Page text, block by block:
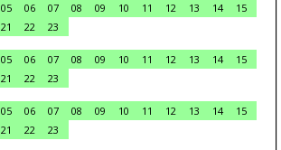
05 06 07 08 09 10 11 12 13 14
15
21 22
23
05 06 07 08 09 10 11 12 13 14
15
21 22
23
05 06 07 08 09 10 11 12 13 14
15
21 22
23